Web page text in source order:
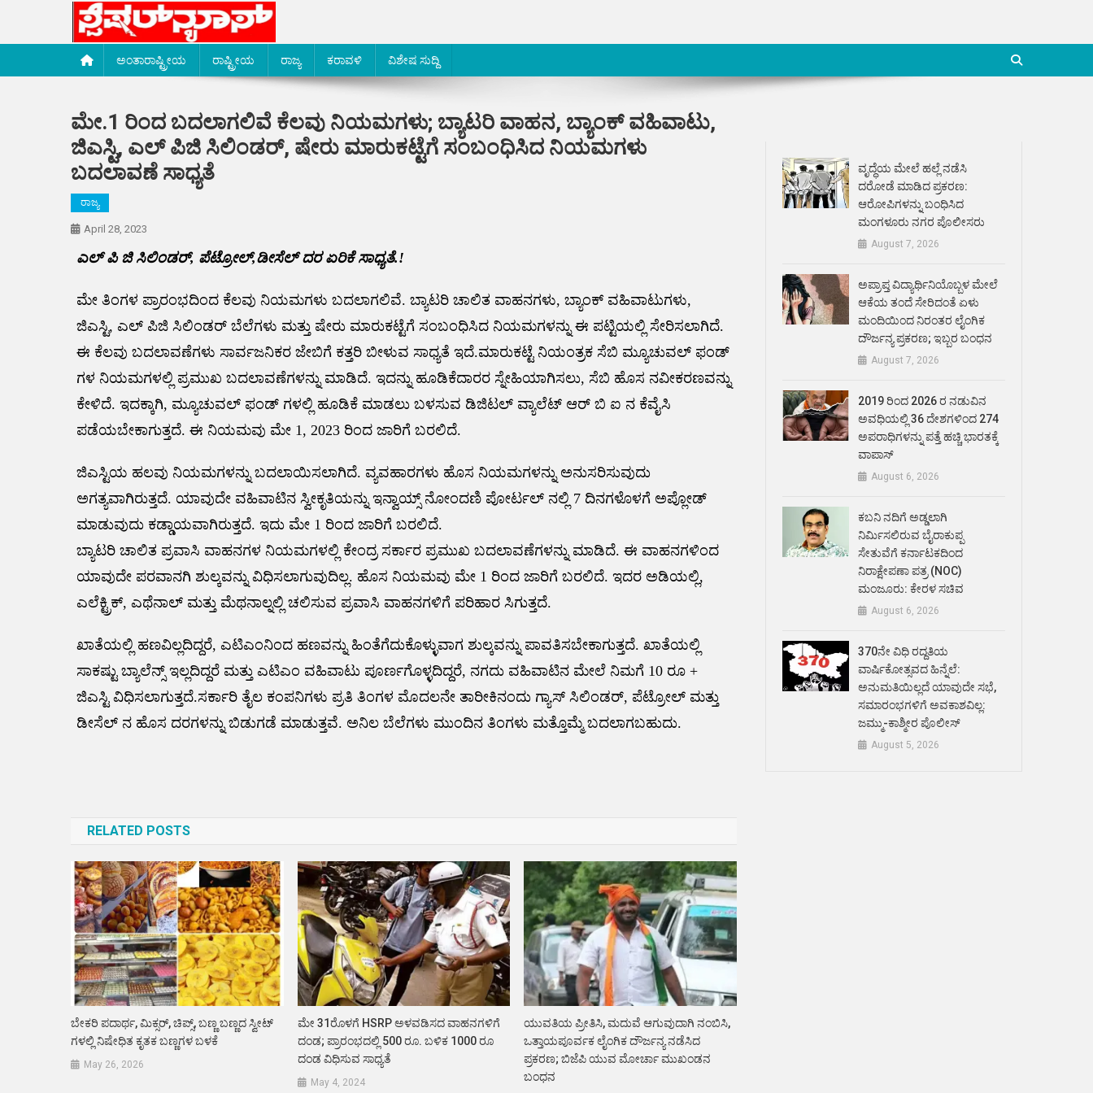
Special News Media
Special News Media
ಅಂತಾರಾಷ್ಟ್ರೀಯ ರಾಷ್ಟ್ರೀಯ ರಾಜ್ಯ ಕರಾವಳಿ ವಿಶೇಷ ಸುದ್ದಿ
ಮೇ.1 ರಿಂದ ಬದಲಾಗಲಿವೆ ಕೆಲವು ನಿಯಮಗಳು; ಬ್ಯಾಟರಿ ವಾಹನ, ಬ್ಯಾಂಕ್ ವಹಿವಾಟು,
ಜಿಎಸ್ಟಿ, ಎಲ್ ಪಿಜಿ ಸಿಲಿಂಡರ್, ಷೇರು ಮಾರುಕಟ್ಟೆಗೆ ಸಂಬಂಧಿಸಿದ ನಿಯಮಗಳು
ಬದಲಾವಣೆ ಸಾಧ್ಯತೆ
ರಾಜ್ಯ
April 28, 2023
ಎಲ್ ಪಿ ಜಿ ಸಿಲಿಂಡರ್, ಪೆಟ್ರೋಲ್,ಡೀಸೆಲ್ ದರ ಏರಿಕೆ ಸಾಧ್ಯತೆ.!
ಮೇ ತಿಂಗಳ ಪ್ರಾರಂಭದಿಂದ ಕೆಲವು ನಿಯಮಗಳು ಬದಲಾಗಲಿವೆ. ಬ್ಯಾಟರಿ ಚಾಲಿತ ವಾಹನಗಳು, ಬ್ಯಾಂಕ್ ವಹಿವಾಟುಗಳು,
ಜಿಎಸ್ಟಿ, ಎಲ್ ಪಿಜಿ ಸಿಲಿಂಡರ್ ಬೆಲೆಗಳು ಮತ್ತು ಷೇರು ಮಾರುಕಟ್ಟೆಗೆ ಸಂಬಂಧಿಸಿದ ನಿಯಮಗಳನ್ನು ಈ ಪಟ್ಟಿಯಲ್ಲಿ ಸೇರಿಸಲಾಗಿದೆ.
ಈ ಕೆಲವು ಬದಲಾವಣೆಗಳು ಸಾರ್ವಜನಿಕರ ಜೇಬಿಗೆ ಕತ್ತರಿ ಬೀಳುವ ಸಾಧ್ಯತೆ ಇದೆ.ಮಾರುಕಟ್ಟೆ ನಿಯಂತ್ರಕ ಸೆಬಿ ಮ್ಯೂಚುವಲ್ ಫಂಡ್
ಗಳ ನಿಯಮಗಳಲ್ಲಿ ಪ್ರಮುಖ ಬದಲಾವಣೆಗಳನ್ನು ಮಾಡಿದೆ. ಇದನ್ನು ಹೂಡಿಕೆದಾರರ ಸ್ನೇಹಿಯಾಗಿಸಲು, ಸೆಬಿ ಹೊಸ ನವೀಕರಣವನ್ನು
ಕೇಳಿದೆ. ಇದಕ್ಕಾಗಿ, ಮ್ಯೂಚುವಲ್ ಫಂಡ್ ಗಳಲ್ಲಿ ಹೂಡಿಕೆ ಮಾಡಲು ಬಳಸುವ ಡಿಜಿಟಲ್ ವ್ಯಾಲೆಟ್ ಆರ್ ಬಿ ಐ ನ ಕೆವೈಸಿ
ಪಡೆಯಬೇಕಾಗುತ್ತದೆ. ಈ ನಿಯಮವು ಮೇ 1, 2023 ರಿಂದ ಜಾರಿಗೆ ಬರಲಿದೆ.
ಜಿಎಸ್ಟಿಯ ಹಲವು ನಿಯಮಗಳನ್ನು ಬದಲಾಯಿಸಲಾಗಿದೆ. ವ್ಯವಹಾರಗಳು ಹೊಸ ನಿಯಮಗಳನ್ನು ಅನುಸರಿಸುವುದು
ಅಗತ್ಯವಾಗಿರುತ್ತದೆ. ಯಾವುದೇ ವಹಿವಾಟಿನ ಸ್ವೀಕೃತಿಯನ್ನು ಇನ್ವಾಯ್ಸ್ ನೋಂದಣಿ ಪೋರ್ಟಲ್ ನಲ್ಲಿ 7 ದಿನಗಳೊಳಗೆ ಅಪ್ಲೋಡ್
ಮಾಡುವುದು ಕಡ್ಡಾಯವಾಗಿರುತ್ತದೆ. ಇದು ಮೇ 1 ರಿಂದ ಜಾರಿಗೆ ಬರಲಿದೆ.
ಬ್ಯಾಟರಿ ಚಾಲಿತ ಪ್ರವಾಸಿ ವಾಹನಗಳ ನಿಯಮಗಳಲ್ಲಿ ಕೇಂದ್ರ ಸರ್ಕಾರ ಪ್ರಮುಖ ಬದಲಾವಣೆಗಳನ್ನು ಮಾಡಿದೆ. ಈ ವಾಹನಗಳಿಂದ
ಯಾವುದೇ ಪರವಾನಗಿ ಶುಲ್ಕವನ್ನು ವಿಧಿಸಲಾಗುವುದಿಲ್ಲ. ಹೊಸ ನಿಯಮವು ಮೇ 1 ರಿಂದ ಜಾರಿಗೆ ಬರಲಿದೆ. ಇದರ ಅಡಿಯಲ್ಲಿ,
ಎಲೆಕ್ಟ್ರಿಕ್, ಎಥೆನಾಲ್ ಮತ್ತು ಮೆಥನಾಲ್ನಲ್ಲಿ ಚಲಿಸುವ ಪ್ರವಾಸಿ ವಾಹನಗಳಿಗೆ ಪರಿಹಾರ ಸಿಗುತ್ತದೆ.
ಖಾತೆಯಲ್ಲಿ ಹಣವಿಲ್ಲದಿದ್ದರೆ, ಎಟಿಎಂನಿಂದ ಹಣವನ್ನು ಹಿಂತೆಗೆದುಕೊಳ್ಳುವಾಗ ಶುಲ್ಕವನ್ನು ಪಾವತಿಸಬೇಕಾಗುತ್ತದೆ. ಖಾತೆಯಲ್ಲಿ
ಸಾಕಷ್ಟು ಬ್ಯಾಲೆನ್ಸ್ ಇಲ್ಲದಿದ್ದರೆ ಮತ್ತು ಎಟಿಎಂ ವಹಿವಾಟು ಪೂರ್ಣಗೊಳ್ಳದಿದ್ದರೆ, ನಗದು ವಹಿವಾಟಿನ ಮೇಲೆ ನಿಮಗೆ 10 ರೂ +
ಜಿಎಸ್ಟಿ ವಿಧಿಸಲಾಗುತ್ತದೆ.ಸರ್ಕಾರಿ ತೈಲ ಕಂಪನಿಗಳು ಪ್ರತಿ ತಿಂಗಳ ಮೊದಲನೇ ತಾರೀಕಿನಂದು ಗ್ಯಾಸ್ ಸಿಲಿಂಡರ್, ಪೆಟ್ರೋಲ್ ಮತ್ತು
ಡೀಸೆಲ್ ನ ಹೊಸ ದರಗಳನ್ನು ಬಿಡುಗಡೆ ಮಾಡುತ್ತವೆ. ಅನಿಲ ಬೆಲೆಗಳು ಮುಂದಿನ ತಿಂಗಳು ಮತ್ತೊಮ್ಮೆ ಬದಲಾಗಬಹುದು.
RELATED POSTS
ಬೇಕರಿ ಪದಾರ್ಥ, ಮಿಕ್ಸರ್, ಚಿಪ್ಸ್, ಬಣ್ಣ ಬಣ್ಣದ ಸ್ವೀಟ್
ಗಳಲ್ಲಿ ನಿಷೇಧಿತ ಕೃತಕ ಬಣ್ಣಗಳ ಬಳಕೆ
May 26, 2026
ಮೇ 31ರೊಳಗೆ HSRP ಅಳವಡಿಸದ ವಾಹನಗಳಿಗೆ
ದಂಡ; ಪ್ರಾರಂಭದಲ್ಲಿ 500 ರೂ. ಬಳಿಕ 1000 ರೂ
ದಂಡ ವಿಧಿಸುವ ಸಾಧ್ಯತೆ
May 4, 2024
ಯುವತಿಯ ಪ್ರೀತಿಸಿ, ಮದುವೆ ಆಗುವುದಾಗಿ ನಂಬಿಸಿ,
ಒತ್ತಾಯಪೂರ್ವಕ ಲೈಂಗಿಕ ದೌರ್ಜನ್ಯ ನಡೆಸಿದ
ಪ್ರಕರಣ; ಬಿಜೆಪಿ ಯುವ ಮೋರ್ಚಾ ಮುಖಂಡನ
ಬಂಧನ
ವೃದ್ಧೆಯ ಮೇಲೆ ಹಲ್ಲೆ ನಡೆಸಿ
ದರೋಡೆ ಮಾಡಿದ ಪ್ರಕರಣ:
ಆರೋಪಿಗಳನ್ನು ಬಂಧಿಸಿದ
ಮಂಗಳೂರು ನಗರ ಪೊಲೀಸರು
August 7, 2026
ಅಪ್ರಾಪ್ತ ವಿದ್ಯಾರ್ಥಿನಿಯೊಬ್ಬಳ ಮೇಲೆ
ಆಕೆಯ ತಂದೆ ಸೇರಿದಂತೆ ಏಳು
ಮಂದಿಯಿಂದ ನಿರಂತರ ಲೈಂಗಿಕ
ದೌರ್ಜನ್ಯ ಪ್ರಕರಣ; ಇಬ್ಬರ ಬಂಧನ
August 7, 2026
2019 ರಿಂದ 2026 ರ ನಡುವಿನ
ಅವಧಿಯಲ್ಲಿ 36 ದೇಶಗಳಿಂದ 274
ಅಪರಾಧಿಗಳನ್ನು ಪತ್ತೆ ಹಚ್ಚಿ ಭಾರತಕ್ಕೆ
ವಾಪಾಸ್
August 6, 2026
ಕಬನಿ ನದಿಗೆ ಅಡ್ಡಲಾಗಿ
ನಿರ್ಮಿಸಲಿರುವ ಬೈರಾಕುಪ್ಪ
ಸೇತುವೆಗೆ ಕರ್ನಾಟಕದಿಂದ
ನಿರಾಕ್ಷೇಪಣಾ ಪತ್ರ (NOC)
ಮಂಜೂರು: ಕೇರಳ ಸಚಿವ
August 6, 2026
370ನೇ ವಿಧಿ ರದ್ದತಿಯ
ವಾರ್ಷಿಕೋತ್ಸವದ ಹಿನ್ನೆಲೆ:
ಅನುಮತಿಯಿಲ್ಲದೆ ಯಾವುದೇ ಸಭೆ,
ಸಮಾರಂಭಗಳಿಗೆ ಅವಕಾಶವಿಲ್ಲ:
ಜಮ್ಮು-ಕಾಶ್ಮೀರ ಪೊಲೀಸ್
August 5, 2026